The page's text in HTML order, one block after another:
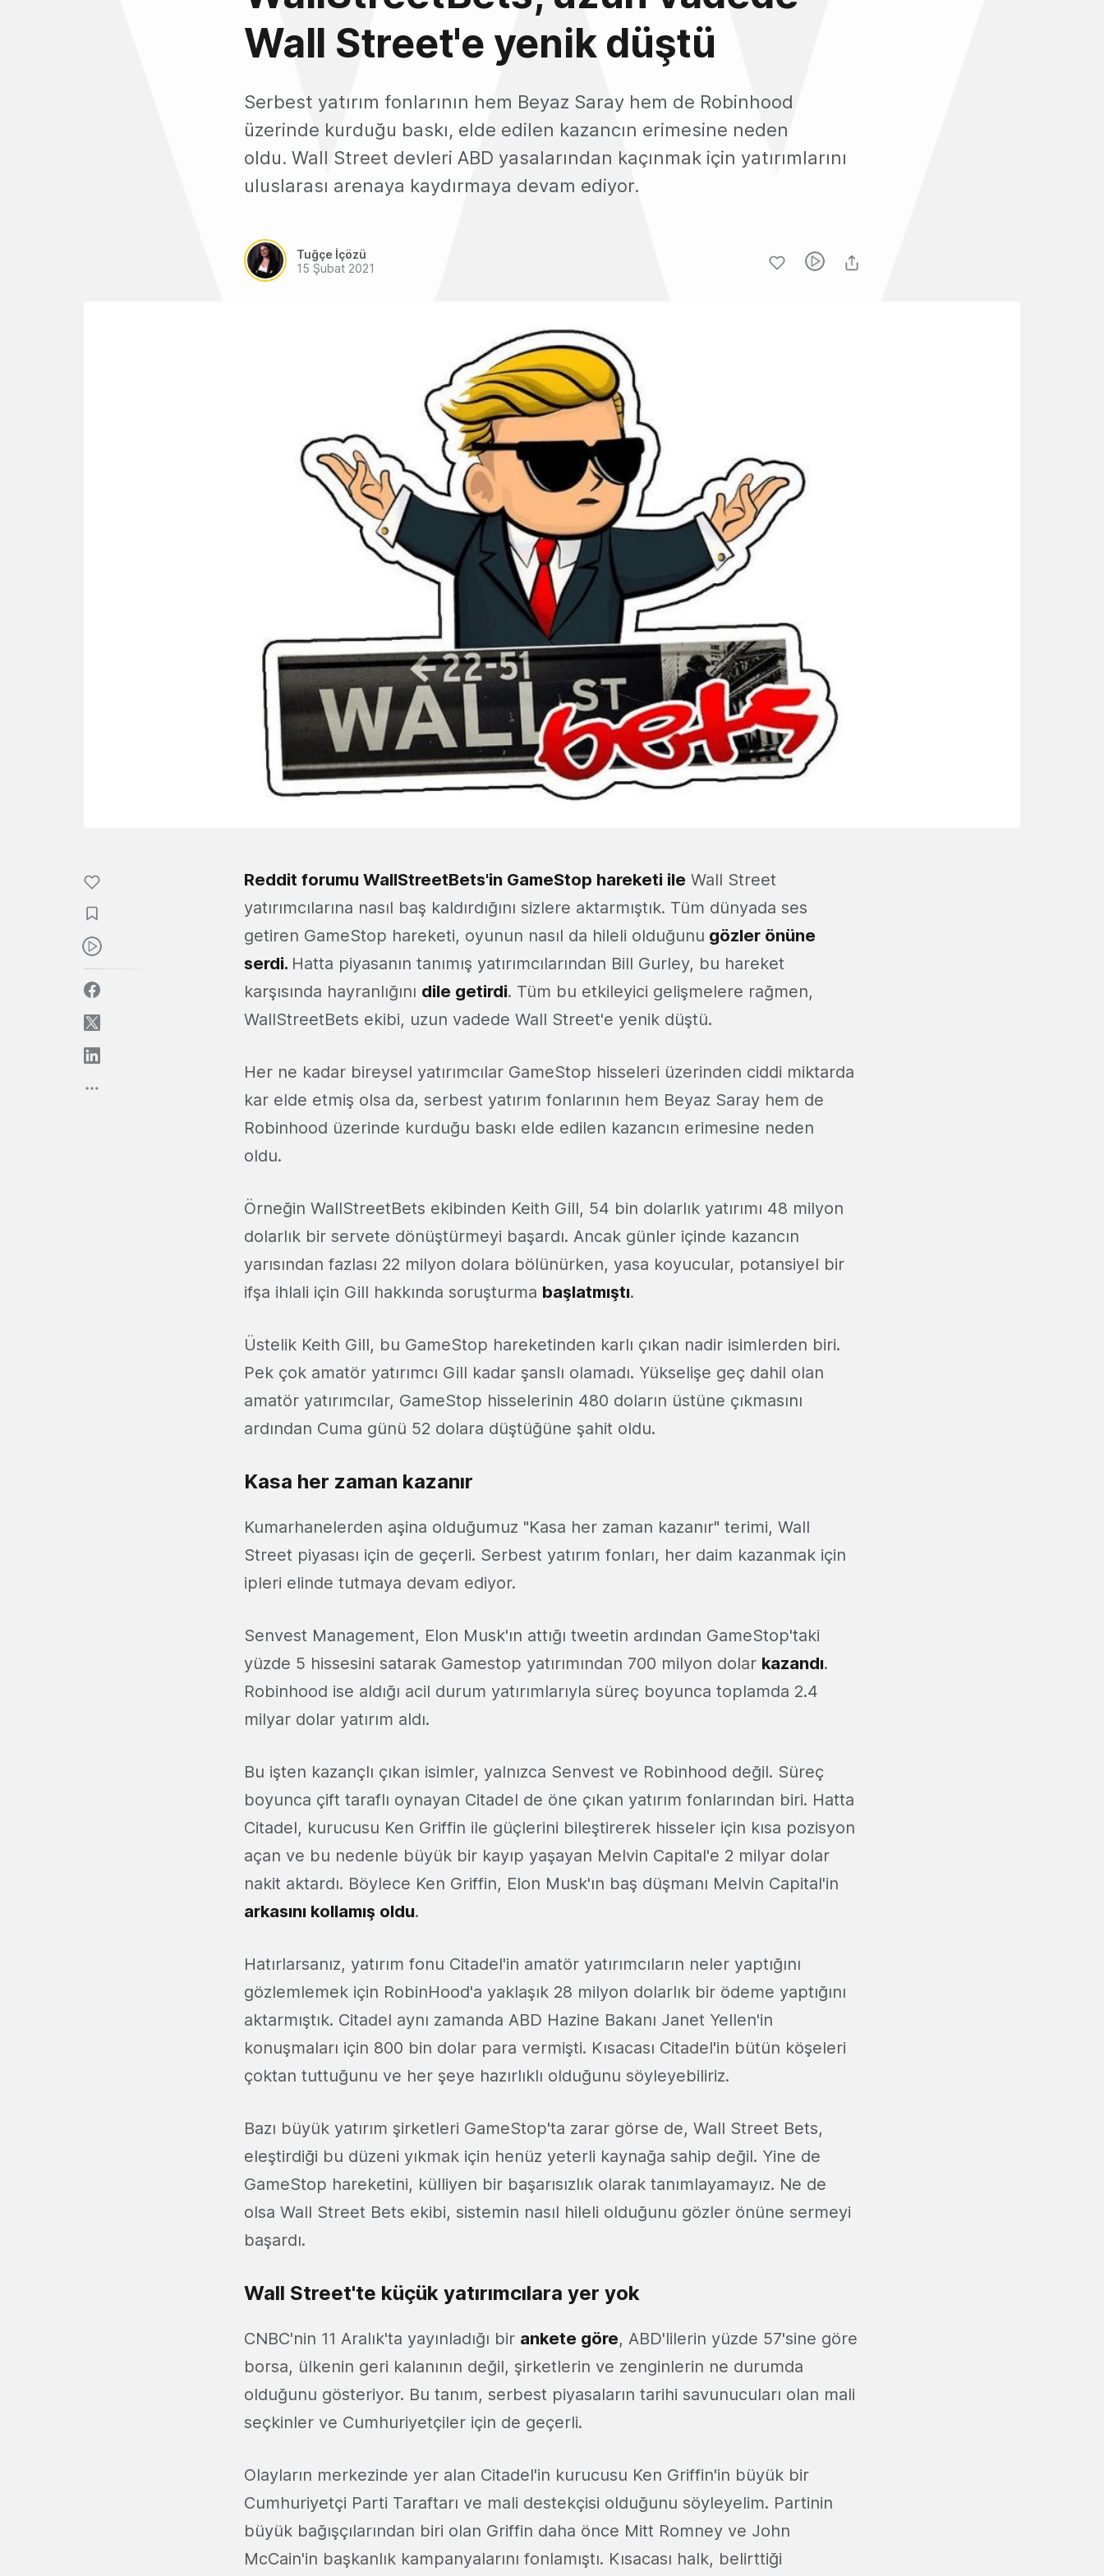
Wall Street'e yenik düştü
Serbest yatırım fonlarının hem Beyaz Saray hem de Robinhood
üzerinde kurduğu baskı, elde edilen kazancın erimesine neden
oldu. Wall Street devleri ABD yasalarından kaçınmak için yatırımlarını
uluslarası arenaya kaydırmaya devam ediyor.
Tuğçe İçözü
15 Şubat 2021
Reddit forumu WallStreetBets'in GameStop hareketi ile Wall Street
yatırımcılarına nasıl baş kaldırdığını sizlere aktarmıştık. Tüm dünyada ses
getiren GameStop hareketi, oyunun nasıl da hileli olduğunu gözler önüne
serdi. Hatta piyasanın tanımış yatırımcılarından Bill Gurley, bu hareket
karşısında hayranlığını dile getirdi. Tüm bu etkileyici gelişmelere rağmen,
WallStreetBets ekibi, uzun vadede Wall Street'e yenik düştü.
Her ne kadar bireysel yatırımcılar GameStop hisseleri üzerinden ciddi miktarda
kar elde etmiş olsa da, serbest yatırım fonlarının hem Beyaz Saray hem de
Robinhood üzerinde kurduğu baskı elde edilen kazancın erimesine neden
oldu.
Örneğin WallStreetBets ekibinden Keith Gill, 54 bin dolarlık yatırımı 48 milyon
dolarlık bir servete dönüştürmeyi başardı. Ancak günler içinde kazancın
yarısından fazlası 22 milyon dolara bölünürken, yasa koyucular, potansiyel bir
ifşa ihlali için Gill hakkında soruşturma başlatmıştı.
Üstelik Keith Gill, bu GameStop hareketinden karlı çıkan nadir isimlerden biri.
Pek çok amatör yatırımcı Gill kadar şanslı olamadı. Yükselişe geç dahil olan
amatör yatırımcılar, GameStop hisselerinin 480 doların üstüne çıkmasını
ardından Cuma günü 52 dolara düştüğüne şahit oldu.
Kasa her zaman kazanır
Kumarhanelerden aşina olduğumuz "Kasa her zaman kazanır" terimi, Wall
Street piyasası için de geçerli. Serbest yatırım fonları, her daim kazanmak için
ipleri elinde tutmaya devam ediyor.
Senvest Management, Elon Musk'ın attığı tweetin ardından GameStop'taki
yüzde 5 hissesini satarak Gamestop yatırımından 700 milyon dolar kazandı.
Robinhood ise aldığı acil durum yatırımlarıyla süreç boyunca toplamda 2.4
milyar dolar yatırım aldı.
Bu işten kazançlı çıkan isimler, yalnızca Senvest ve Robinhood değil. Süreç
boyunca çift taraflı oynayan Citadel de öne çıkan yatırım fonlarından biri. Hatta
Citadel, kurucusu Ken Griffin ile güçlerini bileştirerek hisseler için kısa pozisyon
açan ve bu nedenle büyük bir kayıp yaşayan Melvin Capital'e 2 milyar dolar
nakit aktardı. Böylece Ken Griffin, Elon Musk'ın baş düşmanı Melvin Capital'in
arkasını kollamış oldu.
Hatırlarsanız, yatırım fonu Citadel'in amatör yatırımcıların neler yaptığını
gözlemlemek için RobinHood'a yaklaşık 28 milyon dolarlık bir ödeme yaptığını
aktarmıştık. Citadel aynı zamanda ABD Hazine Bakanı Janet Yellen'in
konuşmaları için 800 bin dolar para vermişti. Kısacası Citadel'in bütün köşeleri
çoktan tuttuğunu ve her şeye hazırlıklı olduğunu söyleyebiliriz.
Bazı büyük yatırım şirketleri GameStop'ta zarar görse de, Wall Street Bets,
eleştirdiği bu düzeni yıkmak için henüz yeterli kaynağa sahip değil. Yine de
GameStop hareketini, külliyen bir başarısızlık olarak tanımlayamayız. Ne de
olsa Wall Street Bets ekibi, sistemin nasıl hileli olduğunu gözler önüne sermeyi
başardı.
Wall Street'te küçük yatırımcılara yer yok
CNBC'nin 11 Aralık'ta yayınladığı bir ankete göre, ABD'lilerin yüzde 57'sine göre
borsa, ülkenin geri kalanının değil, şirketlerin ve zenginlerin ne durumda
olduğunu gösteriyor. Bu tanım, serbest piyasaların tarihi savunucuları olan mali
seçkinler ve Cumhuriyetçiler için de geçerli.
Olayların merkezinde yer alan Citadel'in kurucusu Ken Griffin'in büyük bir
Cumhuriyetçi Parti Taraftarı ve mali destekçisi olduğunu söyleyelim. Partinin
büyük bağışçılarından biri olan Griffin daha önce Mitt Romney ve John
McCain'in başkanlık kampanyalarını fonlamıştı. Kısacası halk, belirttiği